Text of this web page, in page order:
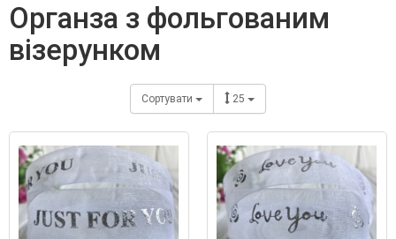
органза з фольгованим
візерунком
Сортувати 25